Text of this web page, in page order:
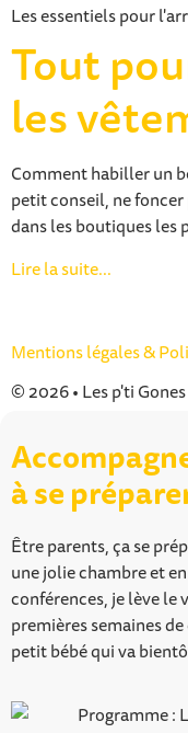
Les essentiels pour
Tout
les
Comment habiller un
petit conseil, ne
dans les boutiques les
Lire la suite...
Mentions légales &
© 2026 • Les p'ti Gones
à se
Être parents, ça se
une jolie chambre et
conférences, je lève le
premières semaines
petit bébé qui va